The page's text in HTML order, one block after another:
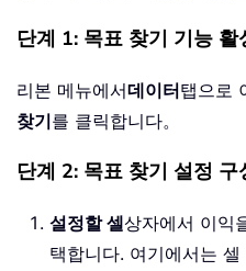
단계 1: 목표 찾기 기능 활
리본 메뉴에서데이터탭으로
찾기를 클릭합니다。
단계 2: 목표 찾기 설정 구
설정할 셀상자에서 이익
택합니다. 여기에서는 셀